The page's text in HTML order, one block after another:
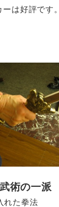
は好評です。
術の一派
れた拳法